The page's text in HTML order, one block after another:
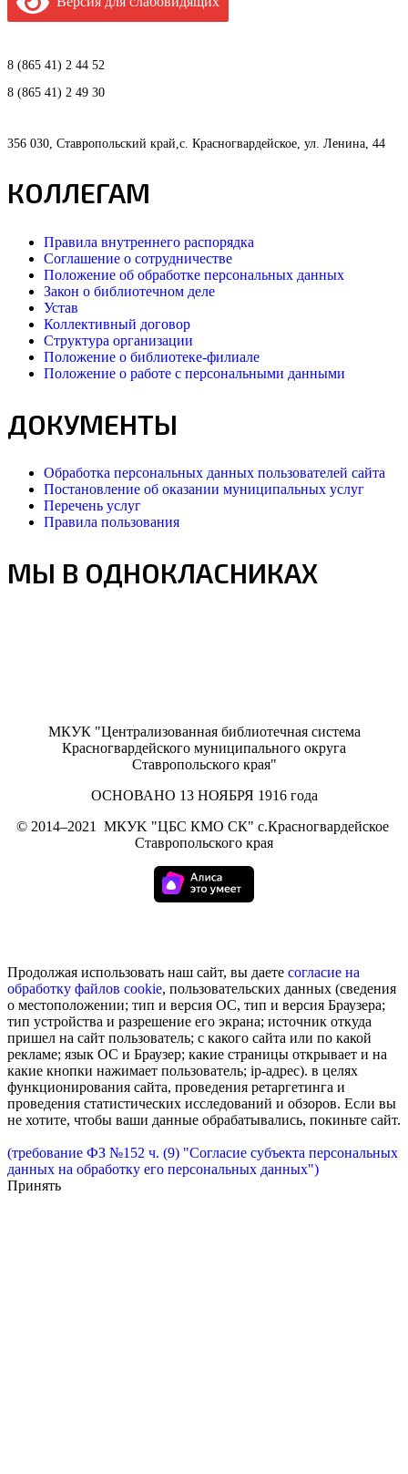
8 (865 41) 2 44 52
8 (865 41) 2 49 30
356 030, Ставропольский край,с. Красногвардейское, ул. Ленина, 44
КОЛЛЕГАМ
Правила внутреннего распорядка
Соглашение о сотрудничестве
Положение об обработке персональных данных
Закон о библиотечном деле
Устав
Коллективный договор
Структура организации
Положение о библиотеке-филиале
Положение о работе с персональными данными
ДОКУМЕНТЫ
Обработка персональных данных пользователей сайта
Постановление об оказании муниципальных услуг
Перечень услуг
Правила пользования
МЫ В ОДНОКЛАСНИКАХ
МКУК "Централизованная библиотечная система
Красногвардейского муниципального округа
Ставропольского края"
ОСНОВАНО 13 НОЯБРЯ 1916 года
© 2014–2021
МКУK "ЦБС КМО СК" с.Красногвардейское
Ставропольского края
Продолжая использовать наш сайт, вы даете согласие на
обработку файлов cookie, пользовательских данных (сведения
о местоположении; тип и версия ОС, тип и версия Браузера;
тип устройства и разрешение его экрана; источник откуда
пришел на сайт пользователь; с какого сайта или по какой
рекламе; язык ОС и Браузер; какие страницы открывает и на
какие кнопки нажимает пользователь; ip-адрес). в целях
функционирования сайта, проведения ретаргетинга и
проведения статистических исследований и обзоров. Если вы
не хотите, чтобы ваши данные обрабатывались, покиньте сайт.
(требование ФЗ №152 ч. (9) "Согласие субъекта персональных
данных на обработку его персональных данных")
Принять